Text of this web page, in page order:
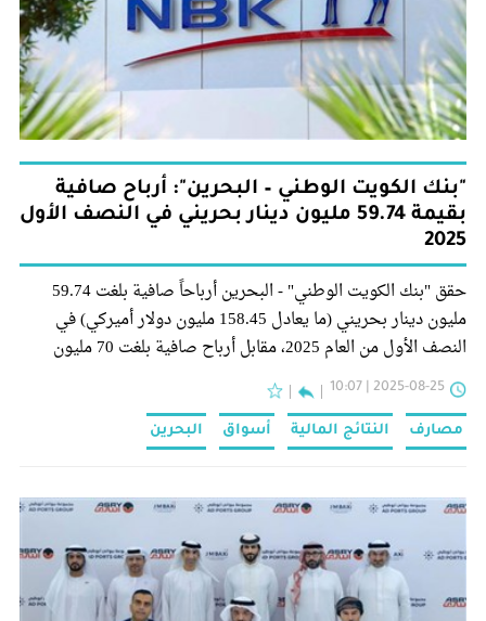
"بنك الكويت الوطني – البحرين": أرباح صافية
بقيمة 59.74 مليون دينار بحريني في النصف الأول
2025
حقق "بنك الكويت الوطني" - البحرين أرباحاً صافية بلغت 59.74
مليون دينار بحريني (ما يعادل 158.45 مليون دولار أميركي) في
النصف الأول من العام 2025، مقابل أرباح صافية بلغت 70 مليون
سنوي.
2025-08-25 | 10:07
مصارف النتائج المالية أسواق البحرين